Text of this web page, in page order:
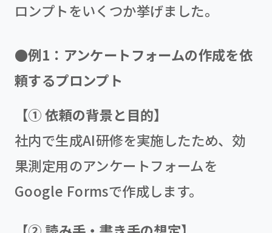
ロンプトをいくつか挙げました。
●例1：アンケートフォームの作成を依
頼するプロンプト
【① 依頼の背景と目的】
社内で生成AI研修を実施したため、効
果測定用のアンケートフォームを
Google Formsで作成します。